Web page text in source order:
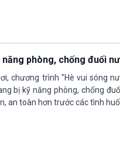
phòng, chống đuối
chương trình "Hè vui sóng
bị kỹ năng phòng, chống
an toàn hơn trước các tình